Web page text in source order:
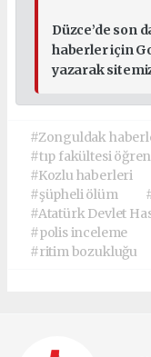
Düzce’de son
haberler için
yazarak
#Zonguldak
#tıp fakültesi
#Kozlu haberleri
#şüpheli ölüm
#Atatürk Devlet
#polis inceleme
#ritim bozukluğu